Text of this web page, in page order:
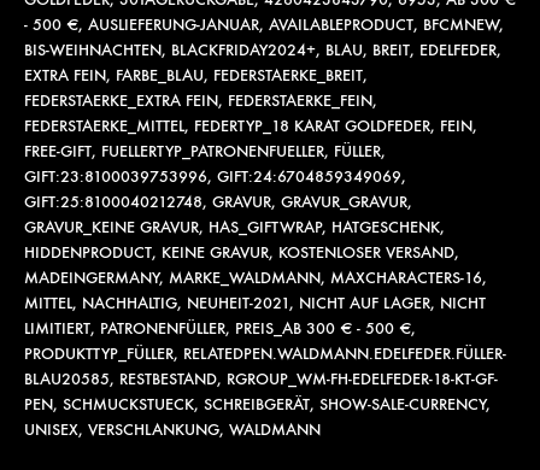
- 500 €, AUSLIEFERUNG-JANUAR, AVAILABLEPRODUCT, BFCMNEW,
BIS-WEIHNACHTEN, BLACKFRIDAY2024+, BLAU, BREIT, EDELFEDER,
EXTRA FEIN, FARBE_BLAU, FEDERSTAERKE_BREIT,
FEDERSTAERKE_EXTRA FEIN, FEDERSTAERKE_FEIN,
FEDERSTAERKE_MITTEL, FEDERTYP_18 KARAT GOLDFEDER, FEIN,
FREE-GIFT, FUELLERTYP_PATRONENFUELLER, FÜLLER,
GIFT:23:8100039753996, GIFT:24:6704859349069,
GIFT:25:8100040212748, GRAVUR, GRAVUR_GRAVUR,
GRAVUR_KEINE GRAVUR, HAS_GIFTWRAP, HATGESCHENK,
HIDDENPRODUCT, KEINE GRAVUR, KOSTENLOSER VERSAND,
MADEINGERMANY, MARKE_WALDMANN, MAXCHARACTERS-16,
MITTEL, NACHHALTIG, NEUHEIT-2021, NICHT AUF LAGER, NICHT
LIMITIERT, PATRONENFÜLLER, PREIS_AB 300 € - 500 €,
PRODUKTTYP_FÜLLER, RELATEDPEN.WALDMANN.EDELFEDER.FÜLLER-
BLAU20585, RESTBESTAND, RGROUP_WM-FH-EDELFEDER-18-KT-GF-
PEN, SCHMUCKSTUECK, SCHREIBGERÄT, SHOW-SALE-CURRENCY,
UNISEX, VERSCHLANKUNG, WALDMANN